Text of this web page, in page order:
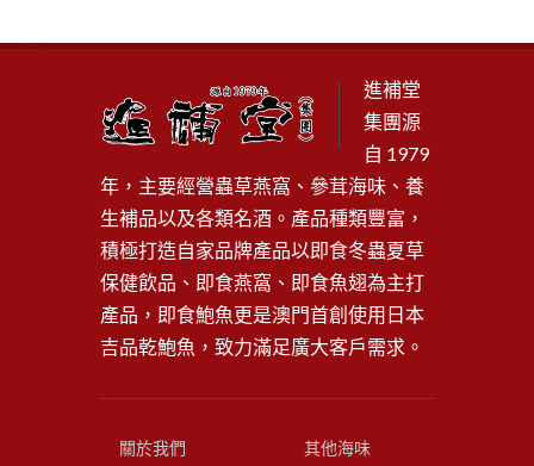
進補堂
集團源
自 1979
年，主要經營蟲草燕窩、參茸海味、養
生補品以及各類名酒。產品種類豐富，
積極打造自家品牌產品以即食冬蟲夏草
保健飲品、即食燕窩、即食魚翅為主打
產品，即食鮑魚更是澳門首創使用日本
吉品乾鮑魚，致力滿足廣大客戶需求。
關於我們
其他海味